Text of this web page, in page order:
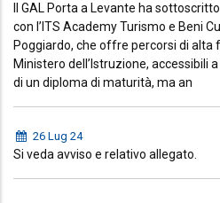
Il GAL Porta a Levante ha
con l’ITS Academy Turismo e Beni
Poggiardo, che offre percorsi di alta
Ministero dell’Istruzione, accessibili
di un diploma di maturità, ma an
26 Lug 24
Si veda avviso e relativo allegato.